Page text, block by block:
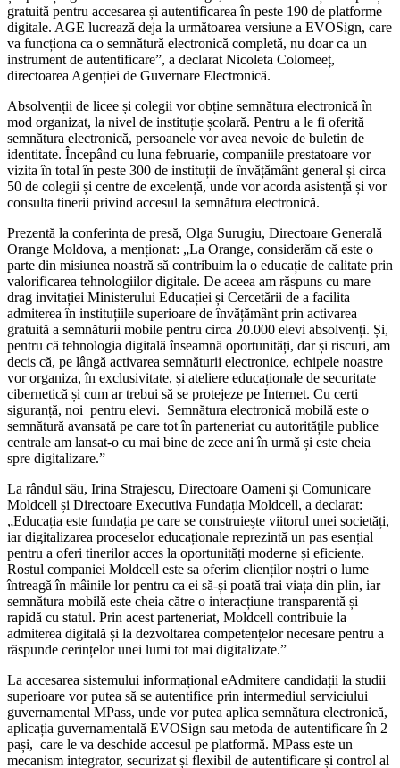
gratuită pentru accesarea și autentificarea în peste 190 de platforme
digitale. AGE lucrează deja la următoarea versiune a EVOSign, care
va funcționa ca o semnătură electronică completă, nu doar ca un
instrument de autentificare”, a declarat Nicoleta Colomeeț,
directoarea Agenției de Guvernare Electronică.
Absolvenții de licee și colegii vor obține semnătura electronică în
mod organizat, la nivel de instituție școlară. Pentru a le fi oferită
semnătura electronică, persoanele vor avea nevoie de buletin de
identitate. Începând cu luna februarie, companiile prestatoare vor
vizita în total în peste 300 de instituții de învățământ general și circa
50 de colegii și centre de excelență, unde vor acorda asistență și vor
consulta tinerii privind accesul la semnătura electronică.
Prezentă la conferința de presă, Olga Surugiu, Directoare Generală
Orange Moldova, a menționat: „La Orange, considerăm că este o
parte din misiunea noastră să contribuim la o educație de calitate prin
valorificarea tehnologiilor digitale. De aceea am răspuns cu mare
drag invitației Ministerului Educației și Cercetării de a facilita
admiterea în instituțiile superioare de învățământ prin activarea
gratuită a semnăturii mobile pentru circa 20.000 elevi absolvenți. Și,
pentru că tehnologia digitală înseamnă oportunități, dar și riscuri, am
decis că, pe lângă activarea semnăturii electronice, echipele noastre
vor organiza, în exclusivitate, și ateliere educaționale de securitate
cibernetică și cum ar trebui să se protejeze pe Internet. Cu certi
siguranță, noi pentru elevi. Semnătura electronică mobilă este o
semnătură avansată pe care tot în parteneriat cu autoritățile publice
centrale am lansat-o cu mai bine de zece ani în urmă și este cheia
spre digitalizare.”
La rândul său, Irina Strajescu, Directoare Oameni și Comunicare
Moldcell și Directoare Executiva Fundația Moldcell, a declarat:
„Educația este fundația pe care se construiește viitorul unei societăți,
iar digitalizarea proceselor educaționale reprezintă un pas esențial
pentru a oferi tinerilor acces la oportunități moderne și eficiente.
Rostul companiei Moldcell este sa oferim clienților noștri o lume
întreagă în mâinile lor pentru ca ei să-și poată trai viața din plin, iar
semnătura mobilă este cheia către o interacțiune transparentă și
rapidă cu statul. Prin acest parteneriat, Moldcell contribuie la
admiterea digitală și la dezvoltarea competențelor necesare pentru a
răspunde cerințelor unei lumi tot mai digitalizate.”
La accesarea sistemului informațional eAdmitere candidații la studii
superioare vor putea să se autentifice prin intermediul serviciului
guvernamental MPass, unde vor putea aplica semnătura electronică,
aplicația guvernamentală EVOSign sau metoda de autentificare în 2
pași, care le va deschide accesul pe platformă. MPass este un
mecanism integrator, securizat și flexibil de autentificare și control al